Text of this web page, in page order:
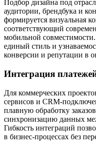
Подбор дизайна под
аудитории, брендбука и
формируется визуальная
соответствующий
мобильной
единый стиль и
конверсии и репутации в
Интеграция
Для коммерческих
сервисов и CRM-
плавную обработку
синхронизацию данных
Гибкость интеграций
в бизнес-процессах без